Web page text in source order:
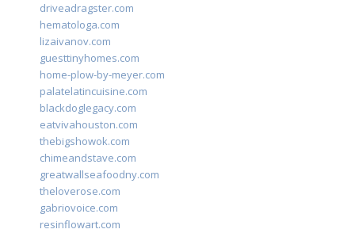
driveadragster.com
hematologa.com
lizaivanov.com
guesttinyhomes.com
home-plow-by-meyer.com
palatelatincuisine.com
blackdoglegacy.com
eatvivahouston.com
thebigshowok.com
chimeandstave.com
greatwallseafoodny.com
theloverose.com
gabriovoice.com
resinflowart.com